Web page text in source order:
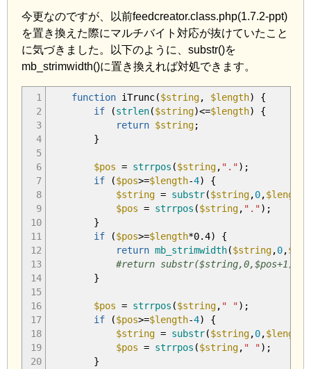
今更なのですが、以前feedcreator.class.php(1.7.2-ppt)
を置き換えた際にマルチバイト対応が抜けていたこと
に気づきました。以下のように、substr()を
mb_strimwidth()に置き換えれば対処できます。
1
2
3
4
5
6
7
8
9
10
11
12
13
14
15
16
17
18
19
20
function iTrunc($string, $length)
{
if
(strlen($string)<=$length)
{
return $string;
}
$pos = strrpos ($string, ".") ;
if
($pos>=$length-4)
{
$string = substr($string,0,$length
$pos = strrpos ($string, ".") ;
}
if
($pos>=$length*0.4)
{
return mb_strimwidth($string,0,$pos
#return
}
$pos = strrpos ($string, " ") ;
if
($pos>=$length-4)
{
$string = substr($string,0,$length
$pos = strrpos ($string, " ") ;
}